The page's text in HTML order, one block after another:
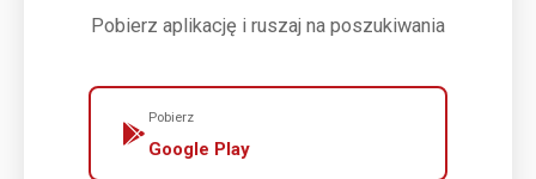
Pobierz aplikację i ruszaj na poszukiwania
Pobierz
Google Play